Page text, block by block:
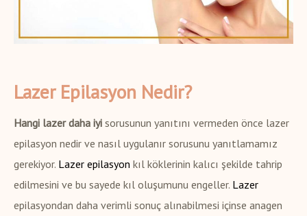
Lazer Epilasyon Nedir?
Hangi lazer daha iyi sorusunun yanıtını vermeden önce lazer
epilasyon nedir ve nasıl uygulanır sorusunu yanıtlamamız
gerekiyor. Lazer epilasyon kıl köklerinin kalıcı şekilde tahrip
edilmesini ve bu sayede kıl oluşumunu engeller. Lazer
epilasyondan daha verimli sonuç alınabilmesi içinse anagen